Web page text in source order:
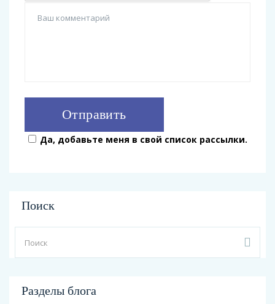
Да, добавьте меня в свой список рассылки.
Поиск
Разделы блога